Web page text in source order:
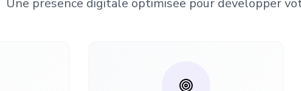
Une présence digitale optimisée pour développer